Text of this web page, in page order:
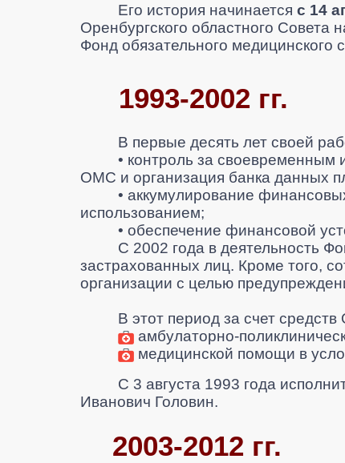
Его история начинаетсяс 14
Оренбургского областного Совета
Фонд обязательного медицинского
1993-2002 гг.
В первые десять лет своей
• контроль за своевременным
ОМС и организация банка данных
• аккумулирование
использованием;
• обеспечение финансовой
С 2002 года в деятельность
застрахованных лиц. Кроме того,
организации с целью
В этот период за счет
амбулаторно-
медицинской помощи в
С 3 августа 1993 года
Иванович Головин.
2003-2012 гг.